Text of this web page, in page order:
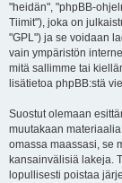
"heidän", "phpBB-
Tiimit"), joka on
"GPL") ja se voidaan
vain ympäristön
mitä sallimme tai
lisätietoa phpBB:stä
Suostut olemaan
muutakaan
omassa maassasi, se
kansainvälisiä lakeja.
lopullisesti poistaa